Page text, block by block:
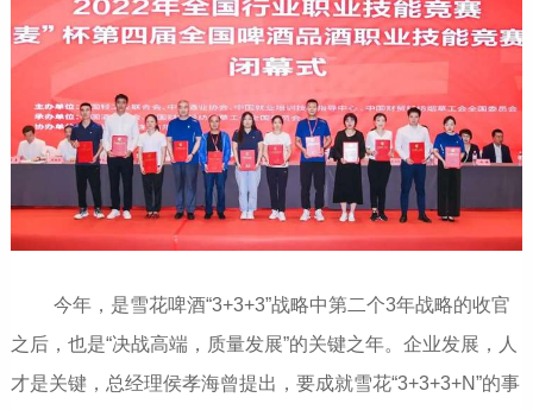
今年，是雪花啤酒“3+3+3”战略中第二个3年战略的收官
之后，也是“决战高端，质量发展”的关键之年。企业发展，人
才是关键，总经理侯孝海曾提出，要成就雪花“3+3+3+N”的事